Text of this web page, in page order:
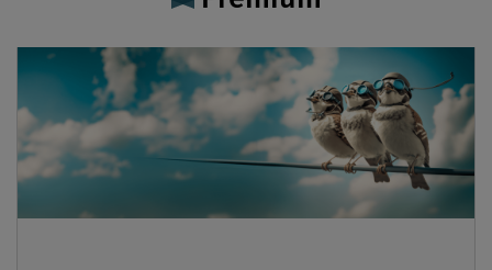
und Berater, ua für die UN, den Europarat, die EU,
OSCE sowie die Weltbank.